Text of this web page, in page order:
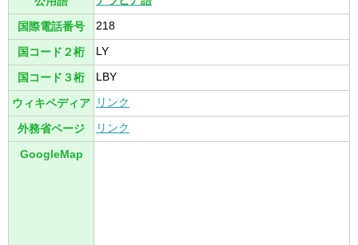
国際電話番号 218
国コード２桁 LY
国コード３桁 LBY
ウィキペディア リンク
外務省ページ リンク
GoogleMap